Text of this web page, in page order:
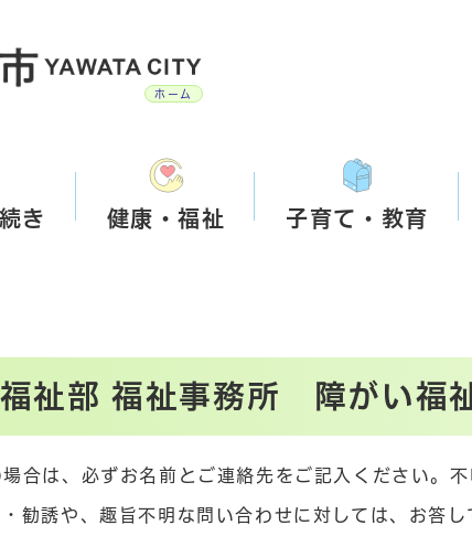
ホーム
き 健康・福祉 子育て・教育
福祉部 福祉事務所 障がい福
合は、必ずお名前とご連絡先をご記入ください。不
勧誘や、趣旨不明な問い合わせに対しては、お答し